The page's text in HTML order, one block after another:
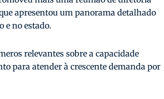
apresentou um panorama detalhado
e no estado.
relevantes sobre a capacidade
para atender à crescente demanda por